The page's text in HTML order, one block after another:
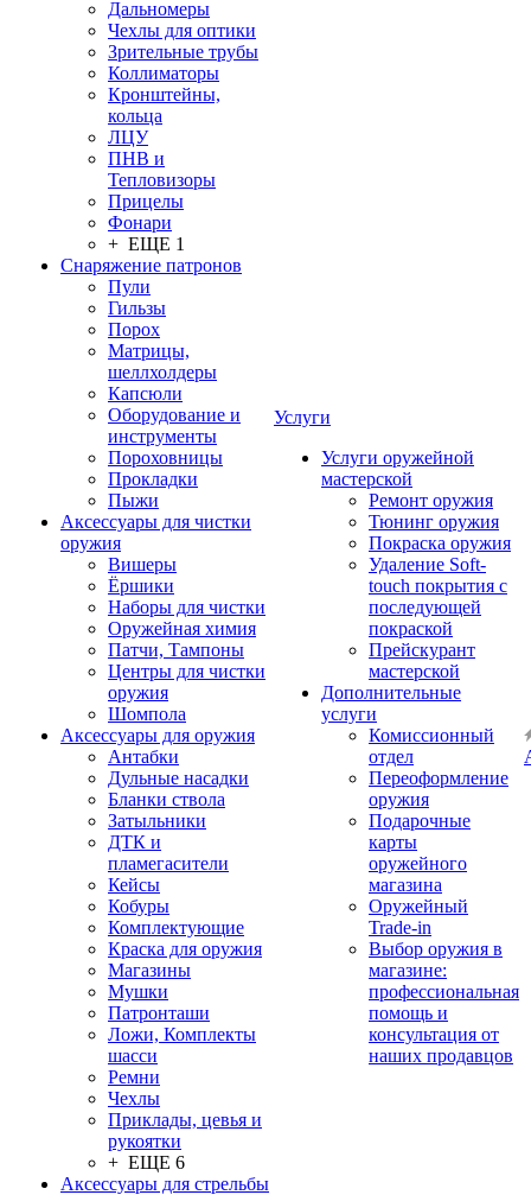
Дальномеры
Чехлы для оптики
Зрительные трубы
Коллиматоры
Кронштейны,
кольца
ЛЦУ
ПНВ и
Тепловизоры
Прицелы
Фонари
+ ЕЩЕ 1
Снаряжение патронов
Пули
Гильзы
Порох
Матрицы,
шеллхолдеры
Капсюли
Оборудование и
инструменты
Пороховницы
Прокладки
Пыжи
Аксессуары для чистки
оружия
Вишеры
Ёршики
Наборы для чистки
Оружейная химия
Патчи, Тампоны
Центры для чистки
оружия
Шомпола
Аксессуары для оружия
Антабки
Дульные насадки
Бланки ствола
Затыльники
ДТК и
пламегасители
Кейсы
Кобуры
Комплектующие
Краска для оружия
Магазины
Мушки
Патронташи
Ложи, Комплекты
шасси
Ремни
Чехлы
Приклады, цевья и
рукоятки
+ ЕЩЕ 6
Аксессуары для стрельбы
Услуги
Услуги оружейной
мастерской
Ремонт оружия
Тюнинг оружия
Покраска оружия
Удаление Soft-
touch покрытия с
последующей
покраской
Прейскурант
мастерской
Дополнительные
услуги
Комиссионный
отдел
Переоформление
оружия
Подарочные
карты
оружейного
магазина
Оружейный
Trade-in
Выбор оружия в
магазине:
профессиональная
помощь и
консультация от
наших продавцов